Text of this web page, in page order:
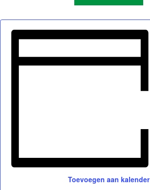
Toevoegen aan kalender